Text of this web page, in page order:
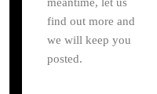
find out more and
we will keep you
posted.